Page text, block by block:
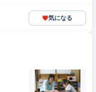
気になる